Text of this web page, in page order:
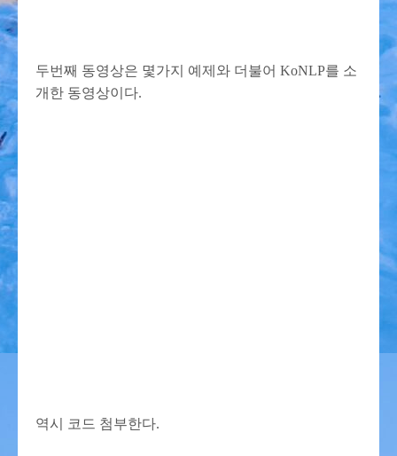
두번째 동영상은 몇가지 예제와 더불어 KoNLP를 소
개한 동영상이다.
역시 코드 첨부한다.